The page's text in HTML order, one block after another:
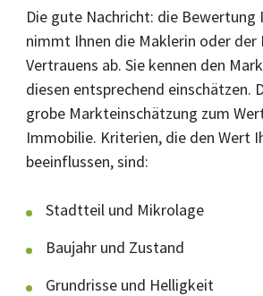
Die gute Nachricht: die Bewertung
nimmt Ihnen die Maklerin oder der
Vertrauens ab. Sie kennen den
diesen entsprechend einschätzen.
grobe Markteinschätzung zum
Immobilie. Kriterien, die den Wert
beeinflussen, sind:
Stadtteil und Mikrolage
Baujahr und Zustand
Grundrisse und Helligkeit